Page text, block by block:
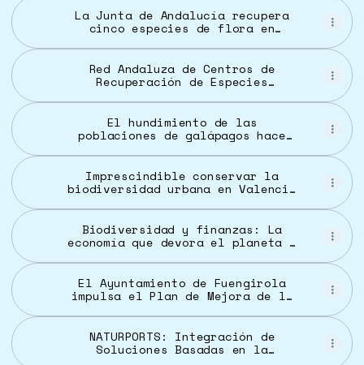
La Junta de Andalucía recupera
cinco especies de flora en
Sagra ante riesgo de extinción
Red Andaluza de Centros de
Recuperación de Especies
El hundimiento de las
poblaciones de galápagos hace
“Estamos cerca de presenciar su
extinción total” | Clima y Medio
Ambiente | EL PAÍS
Imprescindible conservar la
biodiversidad urbana en Valencia
Biodiversidad y finanzas: La
economía que devora el planeta |
El Ayuntamiento de Fuengirola
impulsa el Plan de Mejora de la
de Fuengirola una ciudad más
sostenible y saludable
NATURPORTS: Integración de
Soluciones Basadas en la